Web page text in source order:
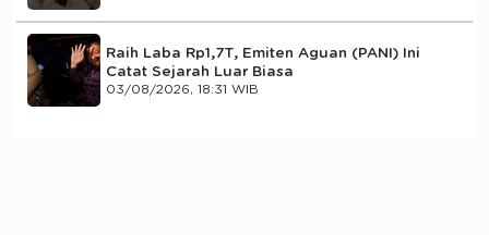
Raih Laba Rp1,7T, Emiten Aguan (PANI) Ini
Catat Sejarah Luar Biasa
03/08/2026, 18:31 WIB